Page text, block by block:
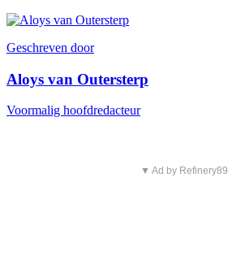
Geschreven door
Aloys van Outersterp
Voormalig hoofdredacteur
▼ Ad by Refinery89